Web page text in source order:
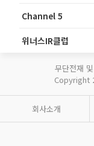
Channel 5
위너스IR클럽
무단전재
Copyright
회사소개